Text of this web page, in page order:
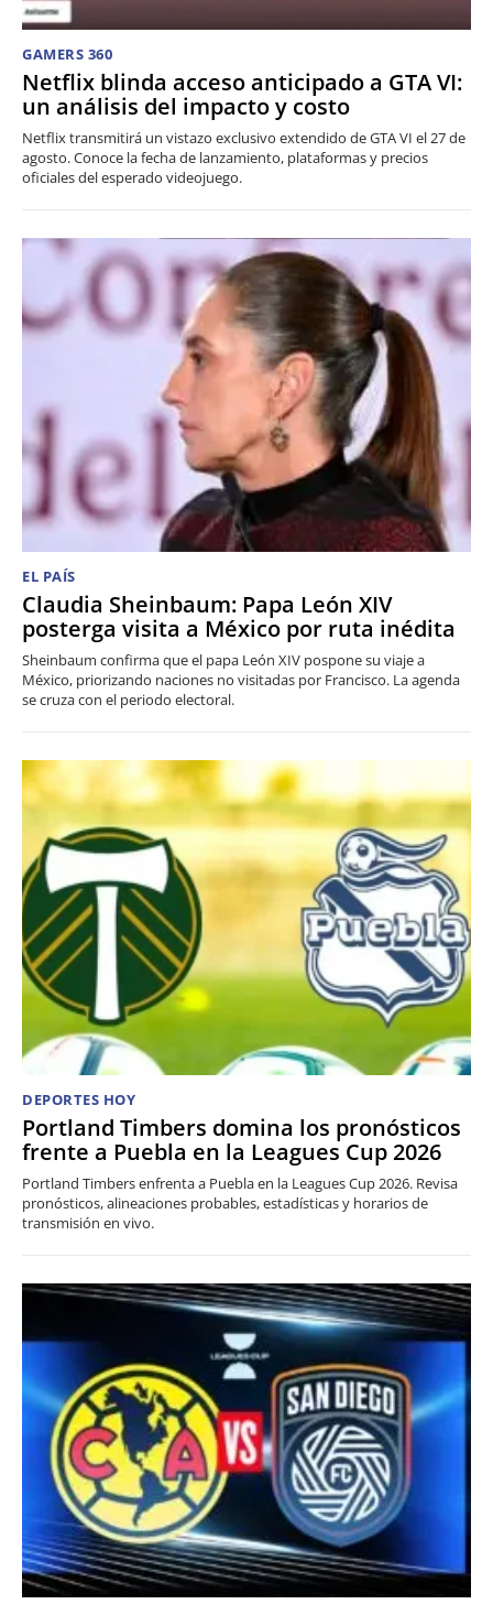
GAMERS 360
Netflix blinda acceso anticipado a GTA VI:
un análisis del impacto y costo
Netflix transmitirá un vistazo exclusivo extendido de GTA VI el 27 de
agosto. Conoce la fecha de lanzamiento, plataformas y precios
oficiales del esperado videojuego.
EL PAÍS
Claudia Sheinbaum: Papa León XIV
posterga visita a México por ruta inédita
Sheinbaum confirma que el papa León XIV pospone su viaje a
México, priorizando naciones no visitadas por Francisco. La agenda
se cruza con el periodo electoral.
DEPORTES HOY
Portland Timbers domina los pronósticos
frente a Puebla en la Leagues Cup 2026
Portland Timbers enfrenta a Puebla en la Leagues Cup 2026. Revisa
pronósticos, alineaciones probables, estadísticas y horarios de
transmisión en vivo.